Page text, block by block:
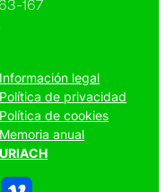
167
Información legal
Política de privacidad
Política de cookies
Memoria anual
URIACH